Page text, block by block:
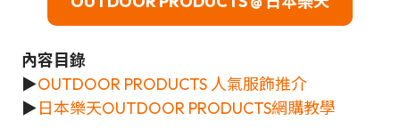
內容目錄
►OUTDOOR PRODUCTS 人氣服飾推介
►日本樂天OUTDOOR PRODUCTS網購教學